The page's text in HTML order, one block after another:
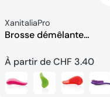
Fournisseur:
XanitaliaPro
Brosse démêlante
Prix
habituel
À partir de CHF 3.40